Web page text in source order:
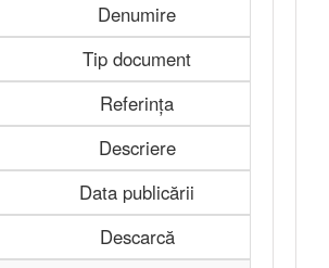
Denumire
Tip document
Referința
Descriere
Data publicării
Descarcă